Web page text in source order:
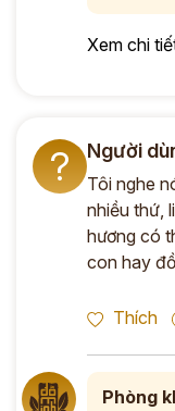
Xem chi
? Người
Tôi nghe
nhiều thứ,
hương có
con hay
Thích
Phòng